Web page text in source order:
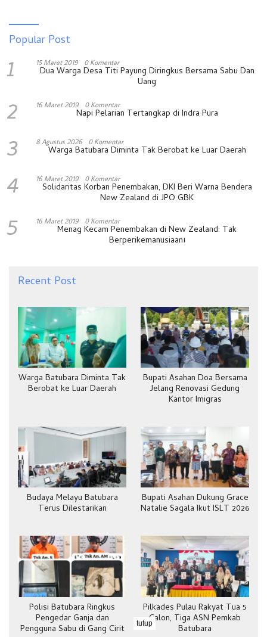
Popular Post
1 15 Maret 2019 0 Komentar
Dua Warga Desa Titi Payung Diringkus Bersama Sabu Dan
Uang
2 16 Maret 2019 0 Komentar
Napi Pelarian Tertangkap di Indra Pura
3 8 Agustus 2026 0 Komentar
Warga Batubara Diminta Tak Berobat ke Luar Daerah
4 16 Maret 2019 0 Komentar
Solidaritas Korban Penembakan, DKI Beri Warna Bendera
New Zealand di JPO GBK
5 16 Maret 2019 0 Komentar
Menag Kecam Penembakan di New Zealand: Tak
Berperikemanusiaan!
Recent Post
Warga Batubara Diminta Tak
Berobat ke Luar Daerah
Bupati Asahan Doa Bersama
Jelang Renovasi Gedung
Kantor Imigras
Budaya Melayu Batubara
Terus Dilestarikan
Bupati Asahan Dukung Grace
Natalie Sagala Ikut ISLT 2026
Polisi Batubara Ringkus
Pengedar Ganja dan
Pengguna Sabu di Gang Cirit
Pilkades Pulau Rakyat Tua 5
Calon, Tiga ASN Pemkab
Batubara
tutup